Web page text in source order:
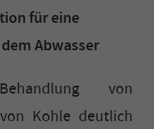
für eine
Abwasser
von
Kohle deutlich